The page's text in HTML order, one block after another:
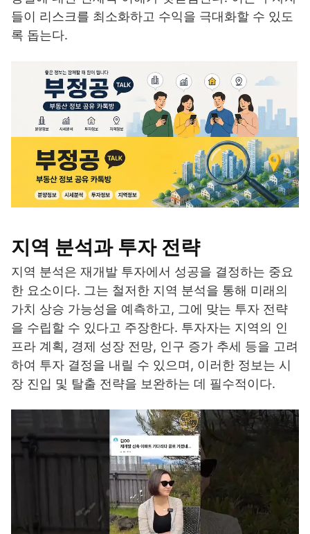
들이 리스크를 최소화하고 수익을 극대화할 수 있도
록 돕는다.
지역 분석과 투자 전략
지역 분석은 재개발 투자에서 성공을 결정하는 중요
한 요소이다. 그는 철저한 지역 분석을 통해 미래의
가치 상승 가능성을 예측하고, 그에 맞는 투자 전략
을 수립할 수 있다고 주장한다. 투자자는 지역의 인
프라 계획, 경제 성장 전망, 인구 증가 추세 등을 고려
하여 투자 결정을 내릴 수 있으며, 이러한 정보는 시
장 진입 및 탈출 전략을 보완하는 데 필수적이다.